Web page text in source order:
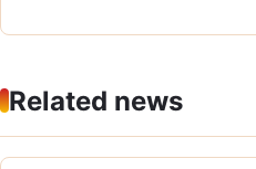
Related news